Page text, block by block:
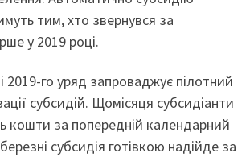
тим, хто звернувся за
у 2019 році.
2019-го уряд запроваджує пілотний
субсидій. Щомісяця субсидіанти
кошти за попередній календарний
субсидія готівкою надійде за